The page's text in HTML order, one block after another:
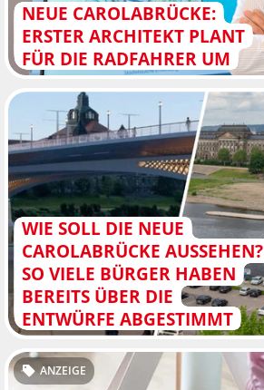
NEUE CAROLABRÜCKE:
ERSTER ARCHITEKT PLANT
FÜR DIE RADFAHRER UM
WIE SOLL DIE NEUE
CAROLABRÜCKE AUSSEHEN?
SO VIELE BÜRGER HABEN
BEREITS ÜBER DIE
ENTWÜRFE ABGESTIMMT
ANZEIGE